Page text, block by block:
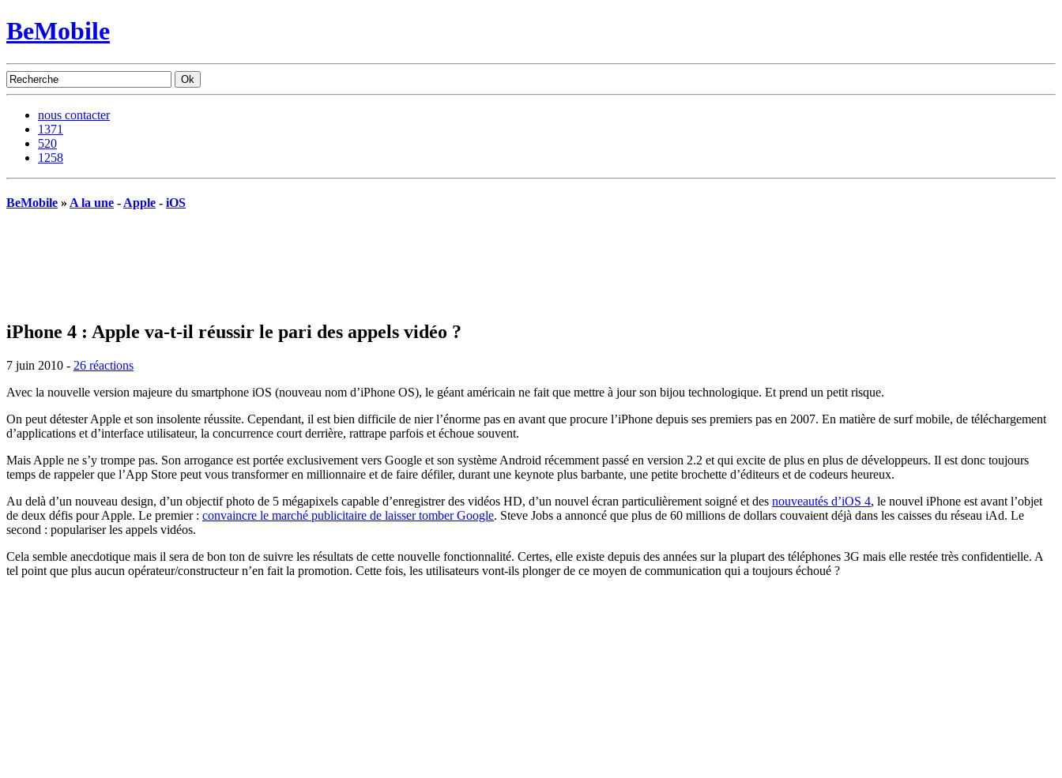
BeMobile
nous contacter
1371
520
1258
BeMobile » A la une - Apple - iOS
iPhone 4 : Apple va-t-il réussir le pari des appels vidéo ?
7 juin 2010 - 26 réactions
Avec la nouvelle version majeure du smartphone iOS (nouveau nom d’iPhone OS), le géant américain ne fait que mettre à jour son bijou technologique. Et prend un petit risque.
On peut détester Apple et son insolente réussite. Cependant, il est bien difficile de nier l’énorme pas en avant que procure l’iPhone depuis ses premiers pas en 2007. En matière de surf mobile, de téléchargement
d’applications et d’interface utilisateur, la concurrence court derrière, rattrape parfois et échoue souvent.
Mais Apple ne s’y trompe pas. Son arrogance est portée exclusivement vers Google et son système Android récemment passé en version 2.2 et qui excite de plus en plus de développeurs. Il est donc toujours
temps de rappeler que l’App Store peut vous transformer en millionnaire et de faire défiler, durant une keynote plus barbante, une petite brochette d’éditeurs et de codeurs heureux.
Au delà d’un nouveau design, d’un objectif photo de 5 mégapixels capable d’enregistrer des vidéos HD, d’un nouvel écran particulièrement soigné et des nouveautés d’iOS 4, le nouvel iPhone est avant l’objet
de deux défis pour Apple. Le premier : convaincre le marché publicitaire de laisser tomber Google. Steve Jobs a annoncé que plus de 60 millions de dollars couvaient déjà dans les caisses du réseau iAd. Le
second : populariser les appels vidéos.
Cela semble anecdotique mais il sera de bon ton de suivre les résultats de cette nouvelle fonctionnalité. Certes, elle existe depuis des années sur la plupart des téléphones 3G mais elle restée très confidentielle. A
tel point que plus aucun opérateur/constructeur n’en fait la promotion. Cette fois, les utilisateurs vont-ils plonger de ce moyen de communication qui a toujours échoué ?